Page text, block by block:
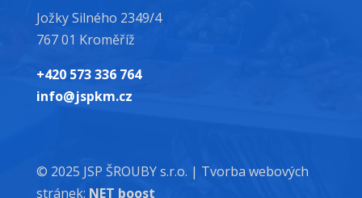
Jožky Silného 2349/4
767 01 Kroměříž
+420 573 336 764
info@jspkm.cz
© 2025 JSP ŠROUBY s.r.o. | Tvorba webových
stránek: NET boost